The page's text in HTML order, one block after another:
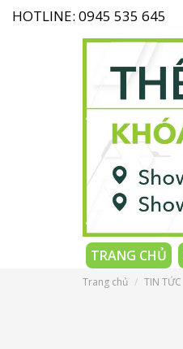
HOTLINE: 0945 535 645
TRANG CHỦ
Trang chủ TIN TỨC